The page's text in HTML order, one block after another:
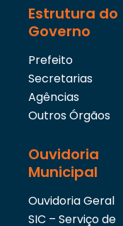
Estrutura do
Governo
Prefeito
Secretarias
Agências
Outros Órgãos
Ouvidoria
Municipal
Ouvidoria Geral
SIC – Serviço de